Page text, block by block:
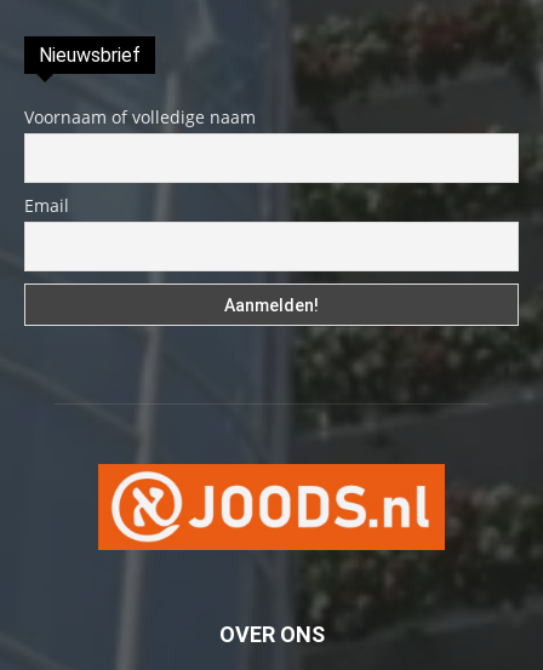
Nieuwsbrief
Voornaam of volledige naam
Email
OVER ONS